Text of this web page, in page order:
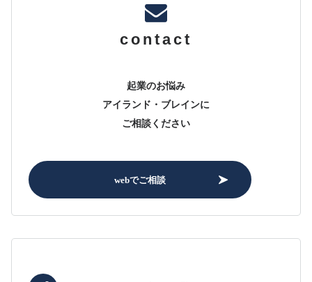
contact
起業のお悩み
アイランド・ブレインに
ご相談ください
webでご相談